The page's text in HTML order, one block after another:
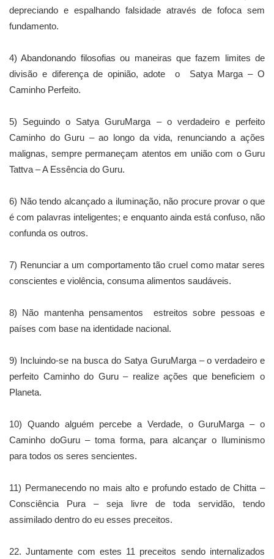
depreciando e espalhando falsidade através de fofoca sem
fundamento.
4) Abandonando filosofias ou maneiras que fazem limites de
divisão e diferença de opinião, adote o Satya Marga – O
Caminho Perfeito.
5) Seguindo o Satya GuruMarga – o verdadeiro e perfeito
Caminho do Guru – ao longo da vida, renunciando a ações
malignas, sempre permaneçam atentos em união com o Guru
Tattva – A Essência do Guru.
6) Não tendo alcançado a iluminação, não procure provar o que
é com palavras inteligentes; e enquanto ainda está confuso, não
confunda os outros.
7) Renunciar a um comportamento tão cruel como matar seres
conscientes e violência, consuma alimentos saudáveis.
8) Não mantenha pensamentos estreitos sobre pessoas e
países com base na identidade nacional.
9) Incluindo-se na busca do Satya GuruMarga – o verdadeiro e
perfeito Caminho do Guru – realize ações que beneficiem o
Planeta.
10) Quando alguém percebe a Verdade, o GuruMarga – o
Caminho doGuru – toma forma, para alcançar o Iluminismo
para todos os seres sencientes.
11) Permanecendo no mais alto e profundo estado de Chitta –
Consciência Pura – seja livre de toda servidão, tendo
assimilado dentro do eu esses preceitos.
22. Juntamente com estes 11 preceitos sendo internalizados